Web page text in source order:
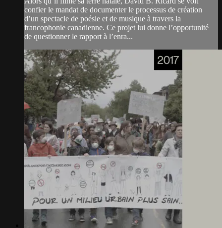
confier le mandat de documenter le processus de création
d’un spectacle de poésie et de musique à travers la
francophonie canadienne. Ce projet lui donne l’opportunité
de questionner le rapport à l’enra...